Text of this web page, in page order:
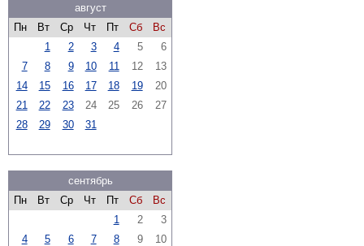
август
Пн
Вт Ср Чт Пт Сб
Вс
1
2 3 4 5
6
7
8 9 10 11 12
13
14
15 16 17 18 19
20
21
22 23 24 25 26
27
28
29 30 31
сентябрь
Пн
Вт Ср Чт Пт Сб
Вс
1
2
3
4
5 6 7 8 9
10